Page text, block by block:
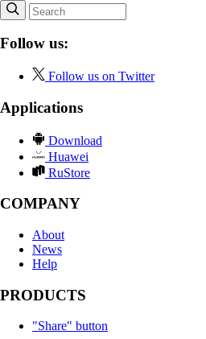
Follow us:
Follow us on Twitter
Applications
Download
Huawei
RuStore
COMPANY
About
News
Help
PRODUCTS
"Share" button